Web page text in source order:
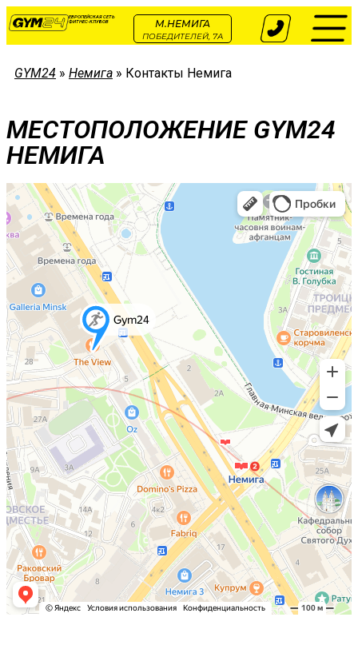
ЕВРОПЕЙСКАЯ СЕТЬ
ФИТНЕС-КЛУБОВ
М.НЕМИГА
ПОБЕДИТЕЛЕЙ, 7А
GYM24 » Немига » Контакты Немига
МЕСТОПОЛОЖЕНИЕ GYM24
НЕМИГА